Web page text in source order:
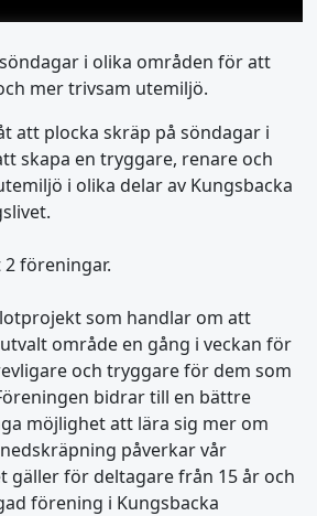
i olika områden för att
mer trivsam utemiljö.
att plocka skräp på söndagar i
skapa en tryggare, renare och
i olika delar av Kungsbacka
föreningar.
som handlar om att
område en gång i veckan för
och tryggare för dem som
bidrar till en bättre
möjlighet att lära sig mer om
påverkar vår
gäller för deltagare från 15 år och
förening i Kungsbacka